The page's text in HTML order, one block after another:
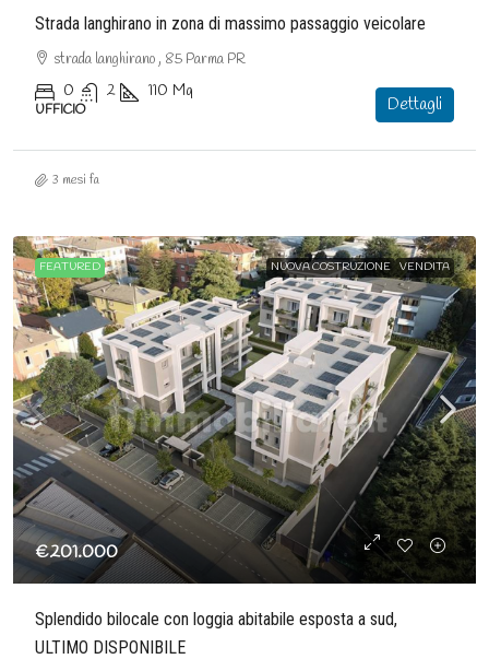
Strada langhirano in zona di massimo passaggio veicolare
strada langhirano , 85 Parma PR
0 2 110 Mq
UFFICIO Dettagli
3 mesi fa
FEATURED NUOVA COSTRUZIONE VENDITA
€201.000
Splendido bilocale con loggia abitabile esposta a sud,
ULTIMO DISPONIBILE